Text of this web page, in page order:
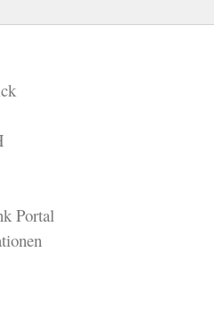
Portal